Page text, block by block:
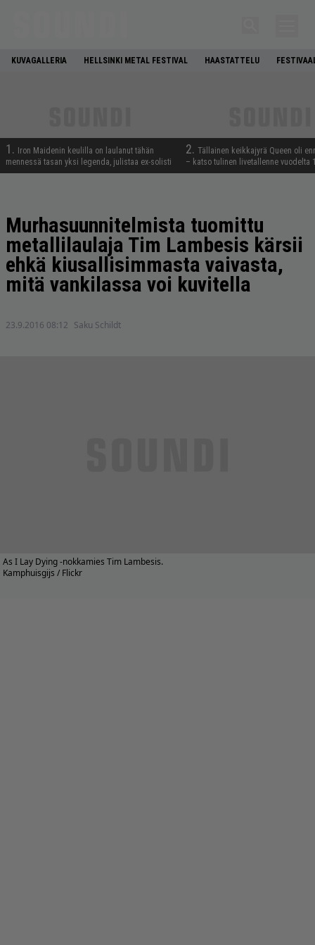
KUVAGALLERIA HELLSINKI METAL FESTIVAL HAASTATTELU
1.
Iron Maidenin keulilla on laulanut tähän
mennessä tasan yksi legenda, julistaa ex-solisti
2. Tällainen keikkajyrä Queen oli
– katso tulinen livetallenne vuodelta
Murhasuunnitelmista tuomittu
metallilaulaja Tim Lambesis kärsii
ehkä kiusallisimmasta vaivasta,
mitä vankilassa voi kuvitella
23.9.2016 08:12 Saku Schildt
As I Lay Dying -nokkamies Tim Lambesis.
Kamphuisgijs / Flickr